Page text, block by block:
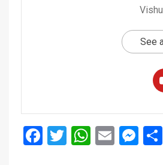
See
Facebook
TwitterEmail